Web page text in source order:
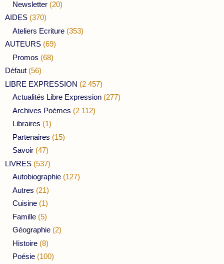
Newsletter (20)
AIDES (370)
Ateliers Ecriture (353)
AUTEURS (69)
Promos (68)
Défaut (56)
LIBRE EXPRESSION (2 457)
Actualités Libre Expression (277)
Archives Poèmes (2 112)
Libraires (1)
Partenaires (15)
Savoir (47)
LIVRES (537)
Autobiographie (127)
Autres (21)
Cuisine (1)
Famille (5)
Géographie (2)
Histoire (8)
Poésie (100)